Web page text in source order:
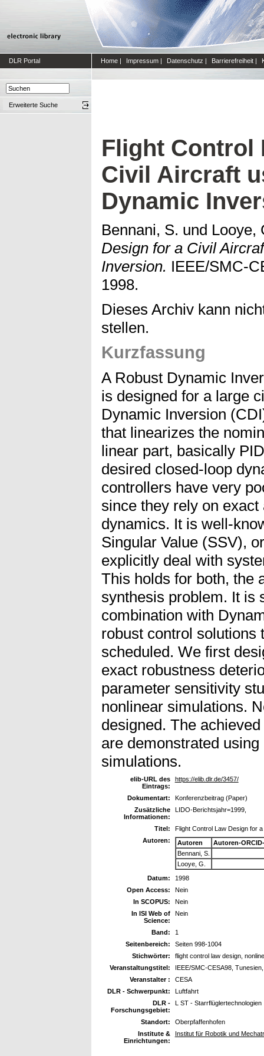
DLR Portal Home | Impressum | Datenschutz | Barrierefreiheit |
Erweiterte Suche
Flight Control
Civil Aircraft
Dynamic
Bennani, S. und Looye,
Design for a Civil
Inversion. IEEE/SMC-
1998.
Dieses Archiv kann
stellen.
Kurzfassung
A Robust Dynamic
is designed for a large
Dynamic Inversion
that linearizes the
linear part, basically
desired closed-loop
controllers have very
since they rely on
dynamics. It is well-
Singular Value (SSV),
explicitly deal with
This holds for both, the
synthesis problem. It is
combination with
robust control solutions
scheduled. We first
exact robustness
parameter sensitivity
nonlinear simulations.
designed. The
are demonstrated
simulations.
elib-URL des
Eintrags:
https://elib.dlr.de/3457/
Dokumentart:
Konferenzbeitrag (Paper)
Zusätzliche
Informationen:
LIDO-Berichtsjahr=1999,
Titel:
Flight Control Law Design for
Autoren:
Autoren
Autoren-
Bennani, S.
Looye, G.
Datum:
1998
Open Access:
Nein
In SCOPUS:
Nein
In ISI Web of
Science:
Nein
Band:
1
Seitenbereich:
Seiten 998-1004
Stichwörter:
flight control law design,
Veranstaltungstitel:
IEEE/SMC-CESA98,
Veranstalter :
CESA
DLR - Schwerpunkt:
Luftfahrt
DLR -
Forschungsgebiet:
L ST - Starrflüglertechnologien
Standort:
Oberpfaffenhofen
Institute &
Einrichtungen:
Institut für Robotik und